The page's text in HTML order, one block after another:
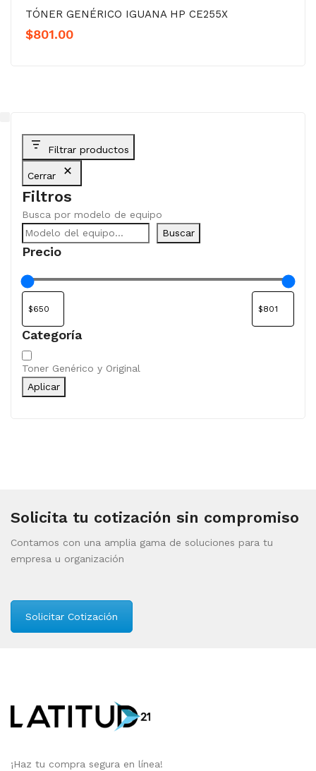
TÓNER GENÉRICO IGUANA HP CE255X
$801.00
Filtrar productos
Cerrar
Filtros
Busca por modelo de equipo
Buscar
Precio
Categoría
Categoría
Toner Genérico y Original
Aplicar
Solicita tu cotización sin compromiso
Contamos con una amplia gama de soluciones para tu
empresa u organización
Solicitar Cotización
¡Haz tu compra segura en línea!